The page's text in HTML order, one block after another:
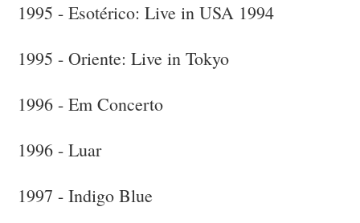
1995 - Esotérico: Live in USA 1994
1995 - Oriente: Live in Tokyo
1996 - Em Concerto
1996 - Luar
1997 - Indigo Blue